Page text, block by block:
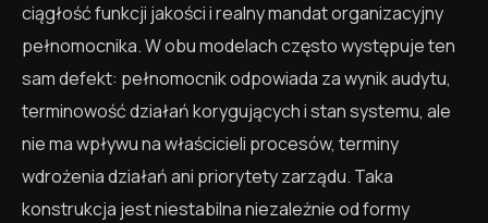
ciągłość funkcji jakości i realny mandat organizacyjny
pełnomocnika. W obu modelach często występuje ten
sam defekt: pełnomocnik odpowiada za wynik audytu,
terminowość działań korygujących i stan systemu, ale
nie ma wpływu na właścicieli procesów, terminy
wdrożenia działań ani priorytety zarządu. Taka
konstrukcja jest niestabilna niezależnie od formy